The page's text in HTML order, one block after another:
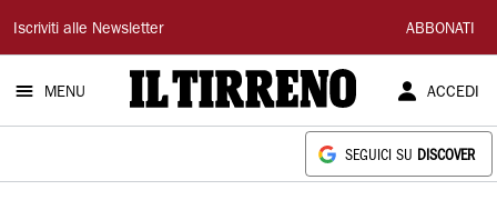
Il
Tirreno
Iscriviti alle Newsletter ABBONATI
MENU ACCEDI
SEGUICI SU DISCOVER